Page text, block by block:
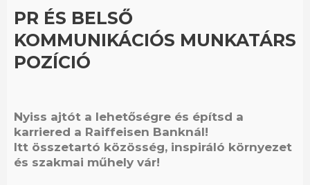
PR ÉS BELSŐ
KOMMUNIKÁCIÓS MUNKATÁRS
POZÍCIÓ
Nyiss ajtót a lehetőségre és építsd a
karriered a Raiffeisen Banknál!
Itt összetartó közösség, inspiráló környezet
és szakmai műhely vár!